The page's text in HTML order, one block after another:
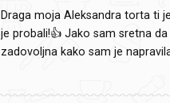
Draga moja Aleksandra torta ti
je probali!👍 Jako sam sretna
zadovoljna kako sam je